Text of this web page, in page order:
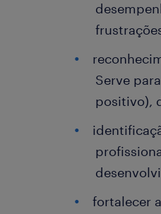
Serve
positivo),
fortalecer